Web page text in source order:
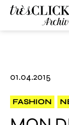
01.04.2015
FASHION